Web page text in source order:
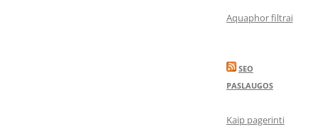
Aquaphor filtrai
SEO
PASLAUGOS
Kaip pagerinti